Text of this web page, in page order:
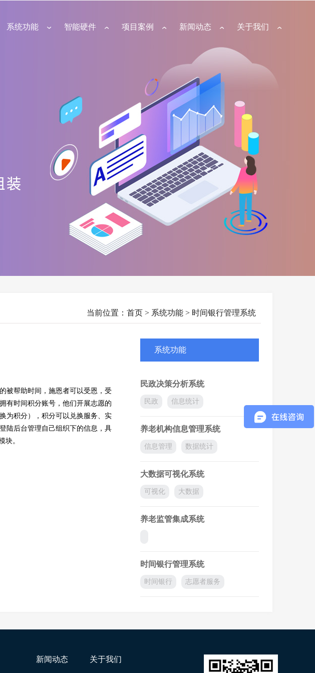
系统功能 智能硬件 项目案例 新闻动态 关于我们
当前位置： 首页> 系统功能 > 时间银行管理系统
被帮助时间，施恩者可以受恩，受
有时间积分账号，他们开展志愿的
为积分），积分可以兑换服务、实
陆后台管理自己组织下的信息，具
块。
系统功能
民政决策分析系统
民政 信息统计
养老机构信息管理系统
信息管理 数据统计
大数据可视化系统
可视化 大数据
养老监管集成系统
时间银行管理系统
时间银行 志愿者服务
新闻动态 关于我们